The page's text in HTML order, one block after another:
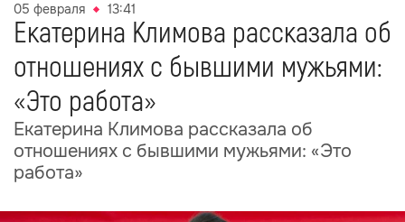
05 февраля 13:41
Екатерина Климова рассказала об
отношениях с бывшими мужьями:
«Это работа»
Екатерина Климова рассказала об
отношениях с бывшими мужьями: «Это
работа»